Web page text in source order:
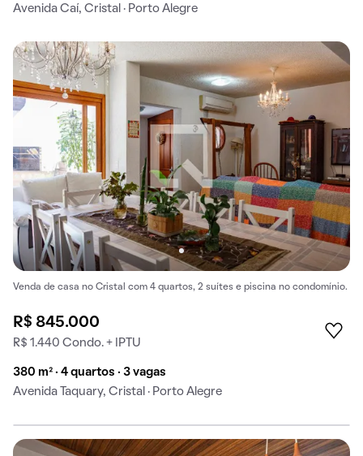
Avenida Caí, Cristal · Porto Alegre
Venda de casa no Cristal com 4 quartos, 2 suítes e piscina no condomínio.
R$ 845.000
R$ 1.440 Condo. + IPTU
380 m² · 4 quartos · 3 vagas
Avenida Taquary, Cristal · Porto Alegre